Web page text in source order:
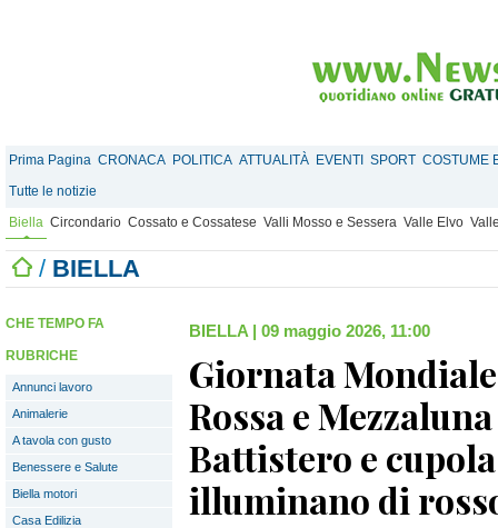
Prima Pagina CRONACA POLITICA ATTUALITÀ EVENTI SPORT COSTUME
Tutte le notizie
Biella Circondario Cossato e Cossatese Valli Mosso e Sessera Valle Elvo
/ BIELLA
CHE TEMPO FA
RUBRICHE
Annunci lavoro
Animalerie
A tavola con gusto
Benessere e Salute
Biella motori
Casa Edilizia
BIELLA | 09 maggio 2026, 11:00
Giornata
Rossa e
Battistero e
illuminano di